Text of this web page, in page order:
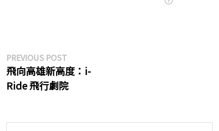
文
章
PREVIOUS POSTPrevious
post:
飛向高雄新高度：i-
Ride 飛行劇院